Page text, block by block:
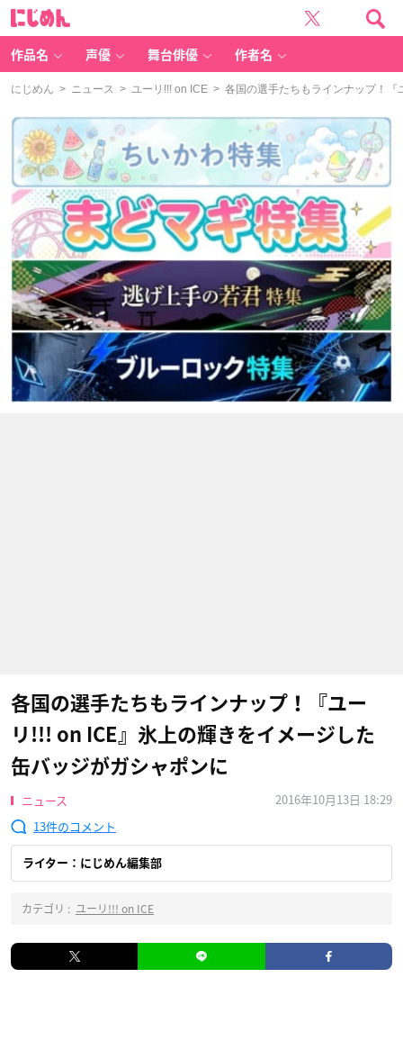
作品名 声優 舞台俳優 作者名
にじめん > ニュース > ユーリ!!! on ICE > 各国の選手たちもラインナップ！『
各国の選手たちもラインナップ！『ユー
リ!!! on ICE』氷上の輝きをイメージした
缶バッジがガシャポンに
ニュース
2016年10月13日 18:29
13
ライター：にじめん編集部
カテゴリ : ユーリ!!! on ICE